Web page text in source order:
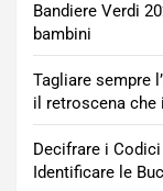
Bandiere Verdi
bambini
Tagliare sempre
il retroscena
Decifrare i
Identificare le